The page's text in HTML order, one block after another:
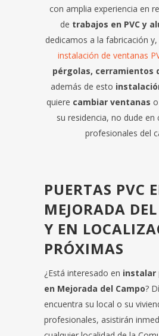
con amplia experiencia en
de trabajos en PVC y
dedicamos a la fabricación
instalación de ventanas
pérgolas, cerramientos
además de esto
quiere cambiar ventanas
su residencia, no dude
profesionales del
PUERTAS PVC
MEJORADA
Y EN
PRÓXIMAS
¿Está interesado en instalar
en Mejorada del Campo?
encuentra su local o su
profesionales, asistirán